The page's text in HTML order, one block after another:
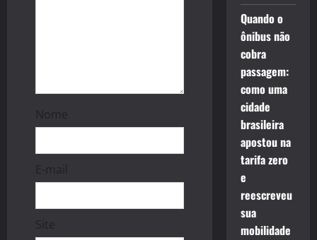
Nome
E-mail
Site
Quando o
ônibus não
cobra
passagem:
como uma
cidade
brasileira
apostou na
tarifa zero
e
reescreveu
sua
mobilidade